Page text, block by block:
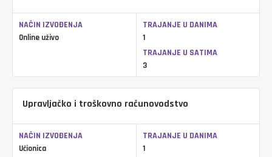
NAČIN IZVOĐENJA
Online uživo
TRAJANJE U DANIMA
1
TRAJANJE U SATIMA
3
Upravljačko i troškovno računovodstvo
NAČIN IZVOĐENJA
Učionica
TRAJANJE U DANIMA
1